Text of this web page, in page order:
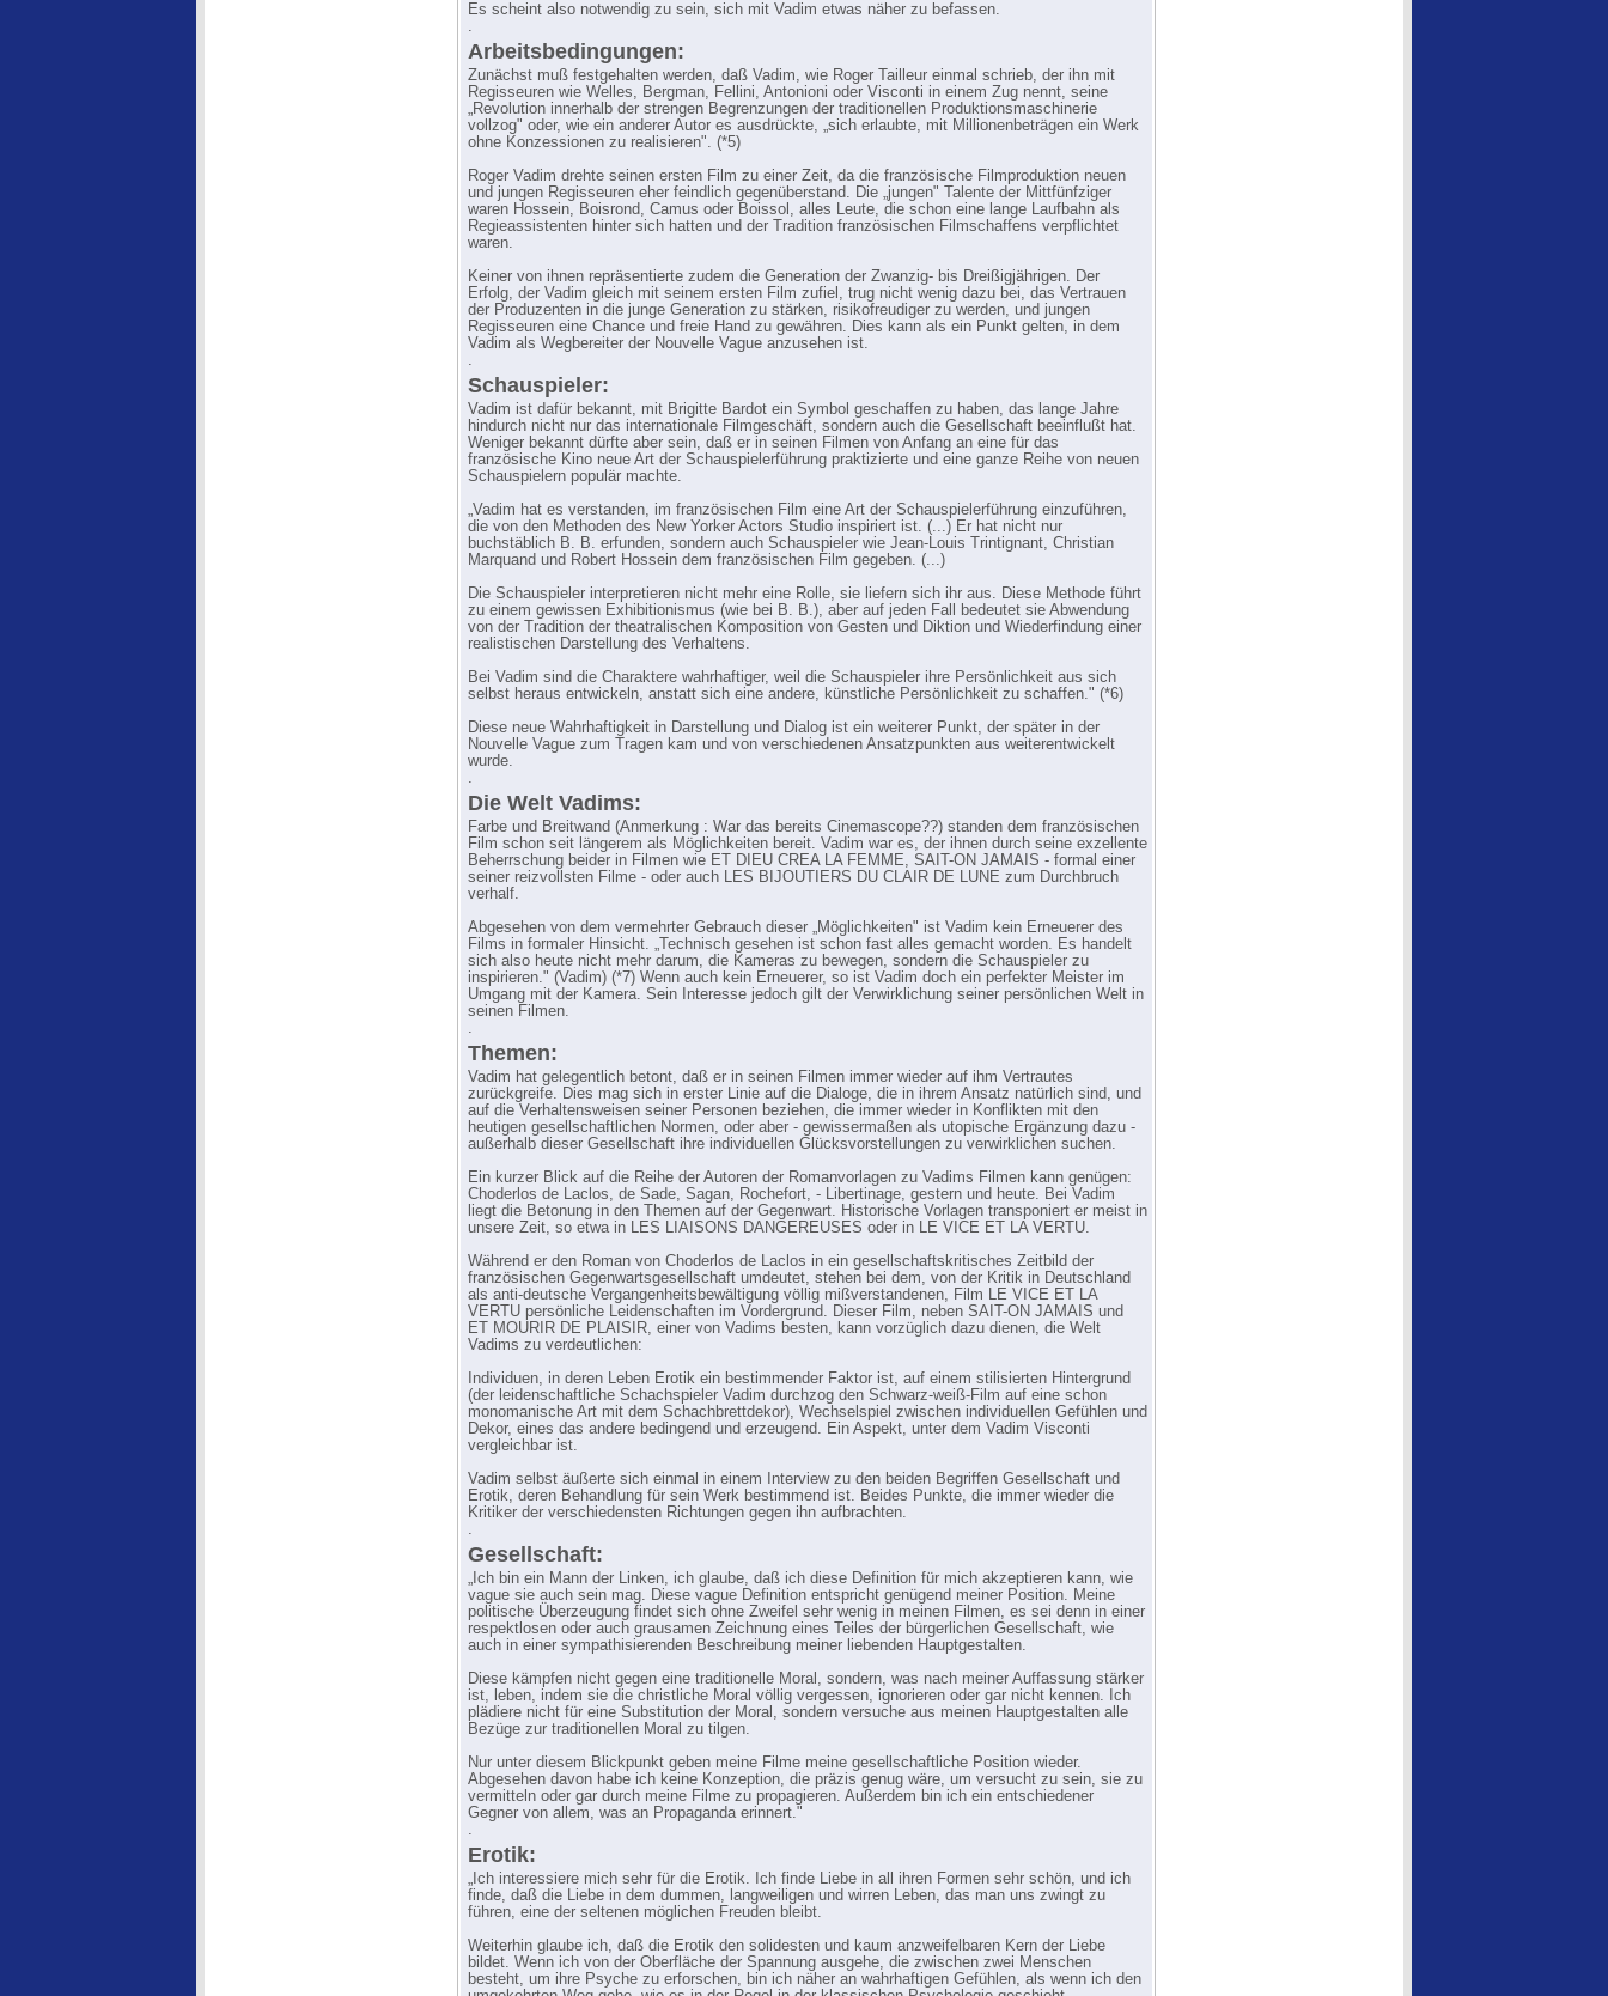
Es scheint also notwendig zu sein, sich mit Vadim etwas näher zu befassen.
.
Arbeitsbedingungen:
Zunächst muß festgehalten werden, daß Vadim, wie Roger Tailleur einmal schrieb, der ihn mit
Regisseuren wie Welles, Bergman, Fellini, Antonioni oder Visconti in einem Zug nennt, seine
„Revolution innerhalb der strengen Begrenzungen der traditionellen Produktionsmaschinerie
vollzog" oder, wie ein anderer Autor es ausdrückte, „sich erlaubte, mit Millionenbeträgen ein Werk
ohne Konzessionen zu realisieren". (*5)
Roger Vadim drehte seinen ersten Film zu einer Zeit, da die französische Filmproduktion neuen
und jungen Regisseuren eher feindlich gegenüberstand. Die „jungen" Talente der Mittfünfziger
waren Hossein, Boisrond, Camus oder Boissol, alles Leute, die schon eine lange Laufbahn als
Regieassistenten hinter sich hatten und der Tradition französischen Filmschaffens verpflichtet
waren.
Keiner von ihnen repräsentierte zudem die Generation der Zwanzig- bis Dreißigjährigen. Der
Erfolg, der Vadim gleich mit seinem ersten Film zufiel, trug nicht wenig dazu bei, das Vertrauen
der Produzenten in die junge Generation zu stärken, risikofreudiger zu werden, und jungen
Regisseuren eine Chance und freie Hand zu gewähren. Dies kann als ein Punkt gelten, in dem
Vadim als Wegbereiter der Nouvelle Vague anzusehen ist.
.
Schauspieler:
Vadim ist dafür bekannt, mit Brigitte Bardot ein Symbol geschaffen zu haben, das lange Jahre
hindurch nicht nur das internationale Filmgeschäft, sondern auch die Gesellschaft beeinflußt hat.
Weniger bekannt dürfte aber sein, daß er in seinen Filmen von Anfang an eine für das
französische Kino neue Art der Schauspielerführung praktizierte und eine ganze Reihe von neuen
Schauspielern populär machte.
„Vadim hat es verstanden, im französischen Film eine Art der Schauspielerführung einzuführen,
die von den Methoden des New Yorker Actors Studio inspiriert ist. (...) Er hat nicht nur
buchstäblich B. B. erfunden, sondern auch Schauspieler wie Jean-Louis Trintignant, Christian
Marquand und Robert Hossein dem französischen Film gegeben. (...)
Die Schauspieler interpretieren nicht mehr eine Rolle, sie liefern sich ihr aus. Diese Methode führt
zu einem gewissen Exhibitionismus (wie bei B. B.), aber auf jeden Fall bedeutet sie Abwendung
von der Tradition der theatralischen Komposition von Gesten und Diktion und Wiederfindung einer
realistischen Darstellung des Verhaltens.
Bei Vadim sind die Charaktere wahrhaftiger, weil die Schauspieler ihre Persönlichkeit aus sich
selbst heraus entwickeln, anstatt sich eine andere, künstliche Persönlichkeit zu schaffen." (*6)
Diese neue Wahrhaftigkeit in Darstellung und Dialog ist ein weiterer Punkt, der später in der
Nouvelle Vague zum Tragen kam und von verschiedenen Ansatzpunkten aus weiterentwickelt
wurde.
.
Die Welt Vadims:
Farbe und Breitwand (Anmerkung : War das bereits Cinemascope??) standen dem französischen
Film schon seit längerem als Möglichkeiten bereit. Vadim war es, der ihnen durch seine exzellente
Beherrschung beider in Filmen wie ET DIEU CREA LA FEMME, SAIT-ON JAMAIS - formal einer
seiner reizvollsten Filme - oder auch LES BIJOUTIERS DU CLAIR DE LUNE zum Durchbruch
verhalf.
Abgesehen von dem vermehrter Gebrauch dieser „Möglichkeiten" ist Vadim kein Erneuerer des
Films in formaler Hinsicht. „Technisch gesehen ist schon fast alles gemacht worden. Es handelt
sich also heute nicht mehr darum, die Kameras zu bewegen, sondern die Schauspieler zu
inspirieren." (Vadim) (*7) Wenn auch kein Erneuerer, so ist Vadim doch ein perfekter Meister im
Umgang mit der Kamera. Sein Interesse jedoch gilt der Verwirklichung seiner persönlichen Welt in
seinen Filmen.
.
Themen:
Vadim hat gelegentlich betont, daß er in seinen Filmen immer wieder auf ihm Vertrautes
zurückgreife. Dies mag sich in erster Linie auf die Dialoge, die in ihrem Ansatz natürlich sind, und
auf die Verhaltensweisen seiner Personen beziehen, die immer wieder in Konflikten mit den
heutigen gesellschaftlichen Normen, oder aber - gewissermaßen als utopische Ergänzung dazu -
außerhalb dieser Gesellschaft ihre individuellen Glücksvorstellungen zu verwirklichen suchen.
Ein kurzer Blick auf die Reihe der Autoren der Romanvorlagen zu Vadims Filmen kann genügen:
Choderlos de Laclos, de Sade, Sagan, Rochefort, - Libertinage, gestern und heute. Bei Vadim
liegt die Betonung in den Themen auf der Gegenwart. Historische Vorlagen transponiert er meist in
unsere Zeit, so etwa in LES LIAISONS DANGEREUSES oder in LE VICE ET LA VERTU.
Während er den Roman von Choderlos de Laclos in ein gesellschaftskritisches Zeitbild der
französischen Gegenwartsgesellschaft umdeutet, stehen bei dem, von der Kritik in Deutschland
als anti-deutsche Vergangenheitsbewältigung völlig mißverstandenen, Film LE VICE ET LA
VERTU persönliche Leidenschaften im Vordergrund. Dieser Film, neben SAIT-ON JAMAIS und
ET MOURIR DE PLAISIR, einer von Vadims besten, kann vorzüglich dazu dienen, die Welt
Vadims zu verdeutlichen:
Individuen, in deren Leben Erotik ein bestimmender Faktor ist, auf einem stilisierten Hintergrund
(der leidenschaftliche Schachspieler Vadim durchzog den Schwarz-weiß-Film auf eine schon
monomanische Art mit dem Schachbrettdekor), Wechselspiel zwischen individuellen Gefühlen und
Dekor, eines das andere bedingend und erzeugend. Ein Aspekt, unter dem Vadim Visconti
vergleichbar ist.
Vadim selbst äußerte sich einmal in einem Interview zu den beiden Begriffen Gesellschaft und
Erotik, deren Behandlung für sein Werk bestimmend ist. Beides Punkte, die immer wieder die
Kritiker der verschiedensten Richtungen gegen ihn aufbrachten.
.
Gesellschaft:
„Ich bin ein Mann der Linken, ich glaube, daß ich diese Definition für mich akzeptieren kann, wie
vague sie auch sein mag. Diese vague Definition entspricht genügend meiner Position. Meine
politische Überzeugung findet sich ohne Zweifel sehr wenig in meinen Filmen, es sei denn in einer
respektlosen oder auch grausamen Zeichnung eines Teiles der bürgerlichen Gesellschaft, wie
auch in einer sympathisierenden Beschreibung meiner liebenden Hauptgestalten.
Diese kämpfen nicht gegen eine traditionelle Moral, sondern, was nach meiner Auffassung stärker
ist, leben, indem sie die christliche Moral völlig vergessen, ignorieren oder gar nicht kennen. Ich
plädiere nicht für eine Substitution der Moral, sondern versuche aus meinen Hauptgestalten alle
Bezüge zur traditionellen Moral zu tilgen.
Nur unter diesem Blickpunkt geben meine Filme meine gesellschaftliche Position wieder.
Abgesehen davon habe ich keine Konzeption, die präzis genug wäre, um versucht zu sein, sie zu
vermitteln oder gar durch meine Filme zu propagieren. Außerdem bin ich ein entschiedener
Gegner von allem, was an Propaganda erinnert."
.
Erotik:
„Ich interessiere mich sehr für die Erotik. Ich finde Liebe in all ihren Formen sehr schön, und ich
finde, daß die Liebe in dem dummen, langweiligen und wirren Leben, das man uns zwingt zu
führen, eine der seltenen möglichen Freuden bleibt.
Weiterhin glaube ich, daß die Erotik den solidesten und kaum anzweifelbaren Kern der Liebe
bildet. Wenn ich von der Oberfläche der Spannung ausgehe, die zwischen zwei Menschen
besteht, um ihre Psyche zu erforschen, bin ich näher an wahrhaftigen Gefühlen, als wenn ich den